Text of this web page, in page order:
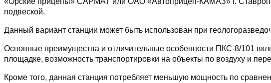
подвеской.
Данный вариант станции может быть использован при
Основные преимущества и отличительные особенности ПКС-8/101
площадке, возможность транспортировки на объекты по воздуху и
Кроме того, данная станция потребляет меньшую мощность по